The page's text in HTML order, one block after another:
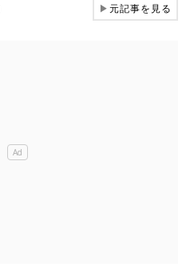
▶元記事を見る